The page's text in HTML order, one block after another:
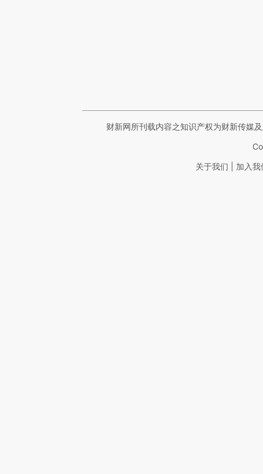
财新网所刊载内容之知识产权为财新传媒
关于我们 加入我